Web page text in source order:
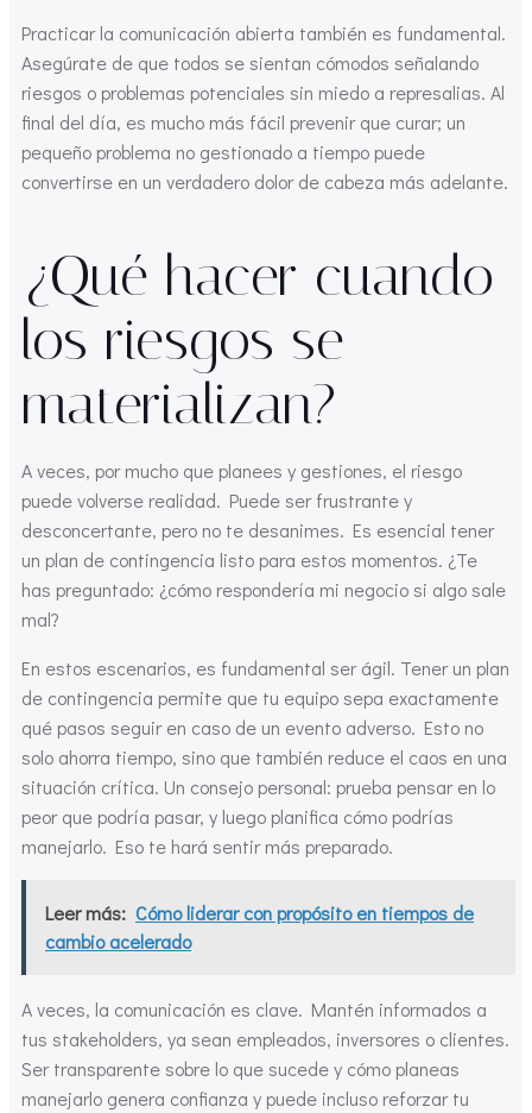
Practicar la comunicación abierta también es fundamental.
Asegúrate de que todos se sientan cómodos señalando
riesgos o problemas potenciales sin miedo a represalias. Al
final del día, es mucho más fácil prevenir que curar; un
pequeño problema no gestionado a tiempo puede
convertirse en un verdadero dolor de cabeza más adelante.
¿Qué hacer cuando
los riesgos se
materializan?
A veces, por mucho que planees y gestiones, el riesgo
puede volverse realidad. Puede ser frustrante y
desconcertante, pero no te desanimes. Es esencial tener
un plan de contingencia listo para estos momentos. ¿Te
has preguntado: ¿cómo respondería mi negocio si algo sale
mal?
En estos escenarios, es fundamental ser ágil. Tener un plan
de contingencia permite que tu equipo sepa exactamente
qué pasos seguir en caso de un evento adverso. Esto no
solo ahorra tiempo, sino que también reduce el caos en una
situación crítica. Un consejo personal: prueba pensar en lo
peor que podría pasar, y luego planifica cómo podrías
manejarlo. Eso te hará sentir más preparado.
Leer más: Cómo liderar con propósito en tiempos de
cambio acelerado
A veces, la comunicación es clave. Mantén informados a
tus stakeholders, ya sean empleados, inversores o clientes.
Ser transparente sobre lo que sucede y cómo planeas
manejarlo genera confianza y puede incluso reforzar tu